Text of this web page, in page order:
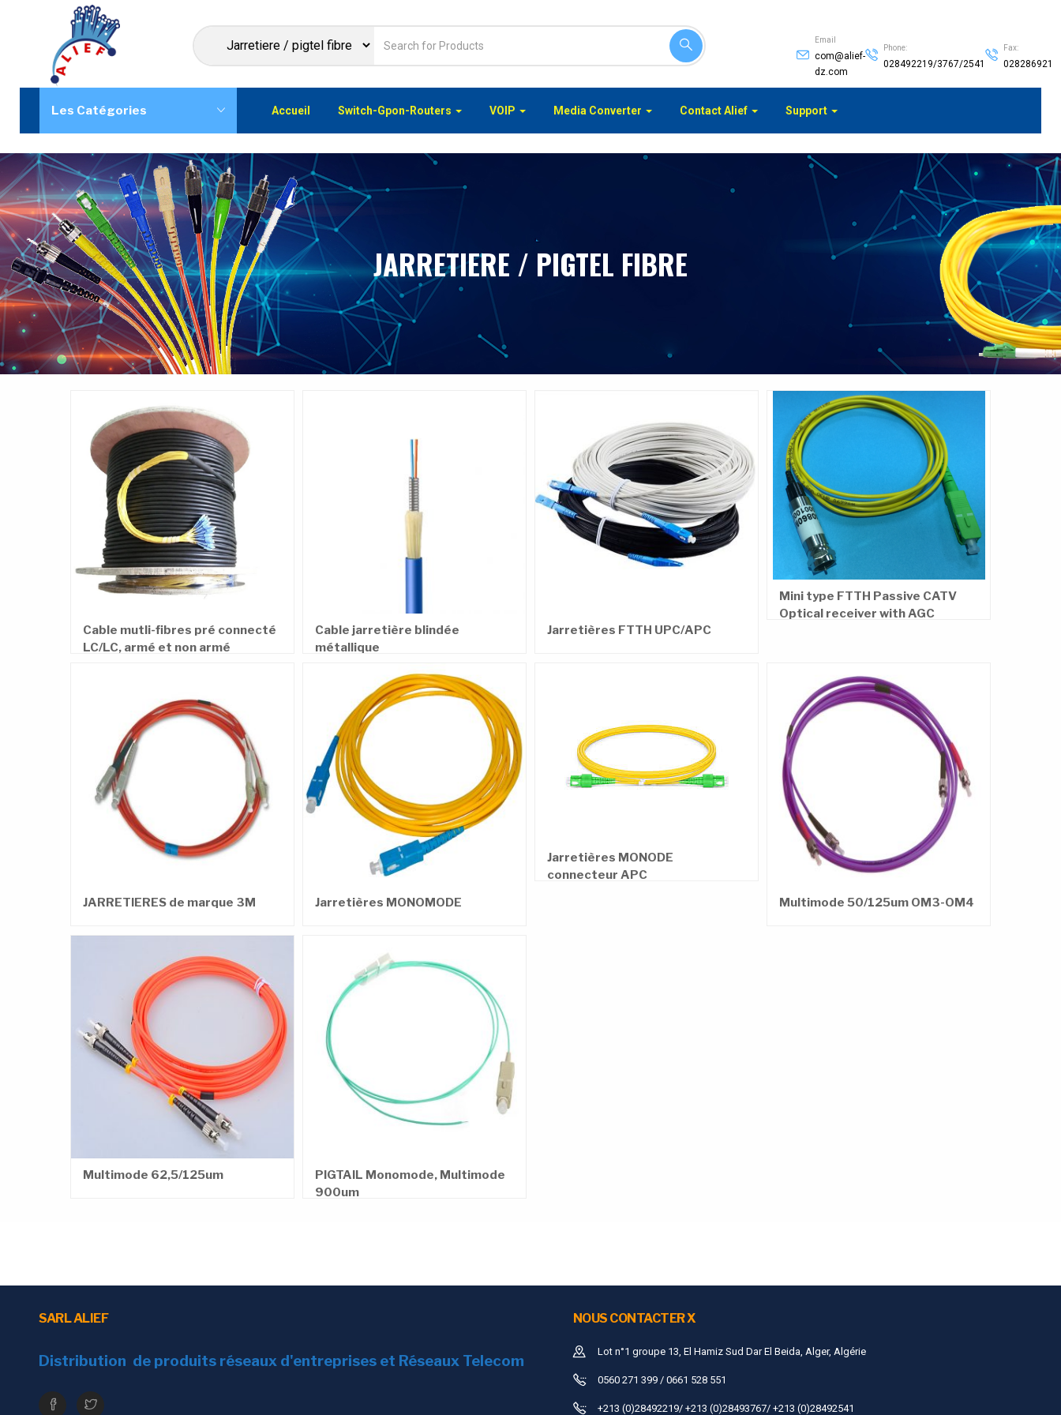
Email
com@alief-
dz.com
Phone:
028492219/3767/2541
Fax:
028286921
Les Catégories Accueil Switch-Gpon-Routers VOIP Media Converter Contact Alief Support
JARRETIERE / PIGTEL FIBRE
Cable mutli-fibres pré connecté
LC/LC, armé et non armé
Cable jarretière blindée
métallique
Jarretières FTTH UPC/APC
Mini type FTTH Passive CATV
Optical receiver with AGC
JARRETIERES de marque 3M Jarretières MONOMODE
Jarretières MONODE
connecteur APC
Multimode 50/125um OM3-OM4
Multimode 62,5/125um
PIGTAIL Monomode, Multimode
900um
SARL ALIEF
Distribution de produits réseaux d'entreprises et Réseaux Telecom
NOUS CONTACTER X
Lot n°1 groupe 13, El Hamiz Sud Dar El Beida, Alger, Algérie
0560 271 399 / 0661 528 551
+213 (0)28492219/ +213 (0)28493767/ +213 (0)28492541